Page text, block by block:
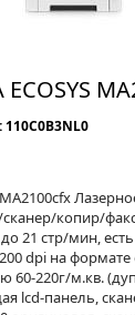
110C0B3NL0
копир/
21 стр/мин,
dpi на формате
60-220г/м.кв.
lcd-панель,